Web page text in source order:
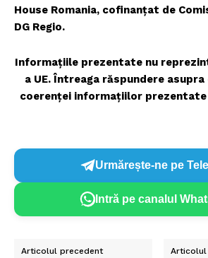
House Romania, cofinanțat de
DG Regio.
Informațiile prezentate nu
a UE. Întreaga răspundere
coerenței informațiilor prezentate
Urmărește-ne pe
Intră pe canalul
Articolul precedent